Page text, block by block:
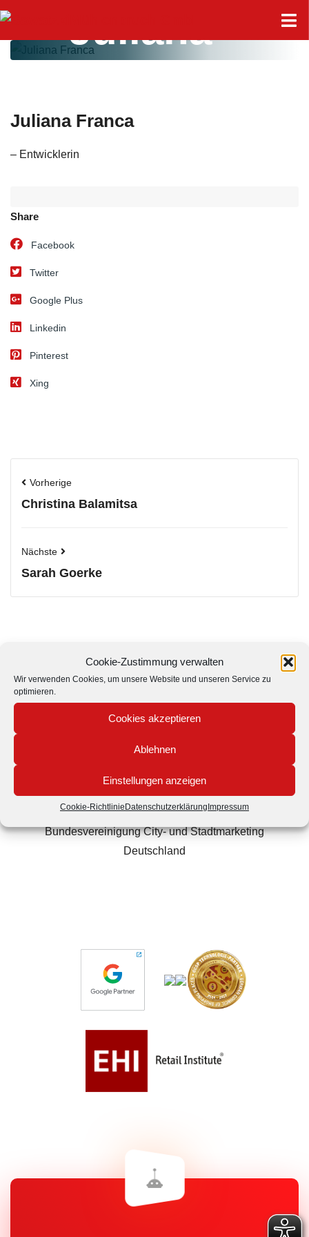
Cookie-Zustimmung verwalten
Wir verwenden Cookies, um unsere Website und unseren Service zu
optimieren.
Cookies akzeptieren
Ablehnen
Einstellungen anzeigen
Cookie-Richtlinie Datenschutzerklärung Impressum
Juliana
Share
Facebook
Twitter
Google Plus
Linkedin
Pinterest
Xing
Juliana Franca
– Entwicklerin
Vorherige
Christina Balamitsa
Nächste
Sarah Goerke
Starke Partnerschaften für eine
erfolgreiche Zukunft:
Places und Fördermitglied der
Bundesvereinigung City- und Stadtmarketing
Deutschland